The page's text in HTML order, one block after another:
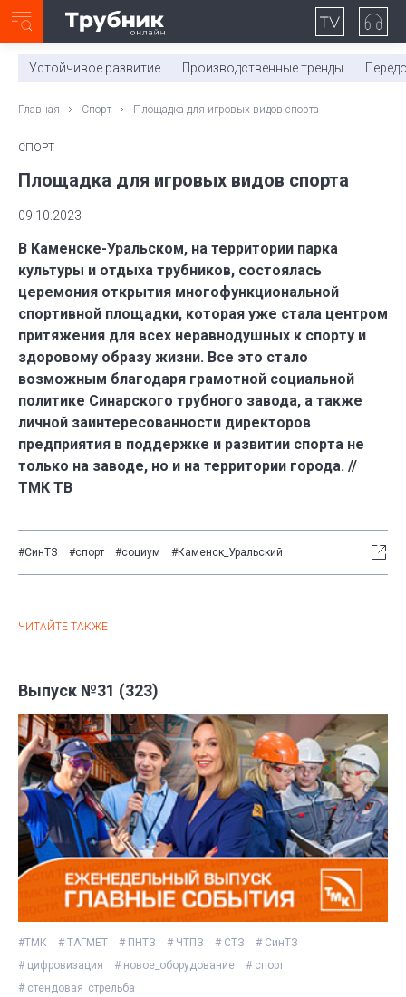
0:00/ 11:03
Устойчивое развитие Производственные тренды
Главная Спорт Площадка для игровых видов спорта
СПОРТ
Площадка для игровых видов спорта
09.10.2023
В Каменске-Уральском, на территории парка
культуры и отдыха трубников, состоялась
церемония открытия многофункциональной
спортивной площадки, которая уже стала центром
притяжения для всех неравнодушных к спорту и
здоровому образу жизни. Все это стало
возможным благодаря грамотной социальной
политике Синарского трубного завода, а также
личной заинтересованности директоров
предприятия в поддержке и развитии спорта не
только на заводе, но и на территории города. //
ТМК ТВ
#СинТЗ #спорт #социум #Каменск_Уральский
ЧИТАЙТЕ ТАКЖЕ
Выпуск №31 (323)
#ТМК # ТАГМЕТ # ПНТЗ # ЧТПЗ # СТЗ
# СинТЗ
# цифровизация
# новое_оборудование
# спорт
# стендовая_стрельба